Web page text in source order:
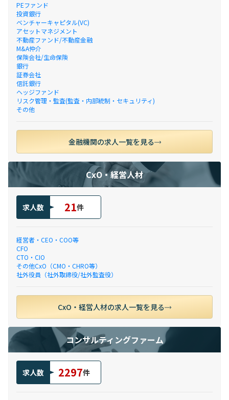
PEファンド
投資銀行
ベンチャーキャピタル(VC)
アセットマネジメント
不動産ファンド/不動産金融
M&A仲介
保険会社/生命保険
銀行
証券会社
信託銀行
ヘッジファンド
リスク管理・監査(監査・内部統制・セキュリティ)
その他
金融機関の求人一覧を見る
CxO・経営人材
求人数 21件
経営者・CEO・COO等
CFO
CTO・CIO
その他CxO（CMO・CHRO等）
社外役員（社外取締役/社外監査役）
CxO・経営人材の求人一覧を見る
コンサルティングファーム
求人数 2297件